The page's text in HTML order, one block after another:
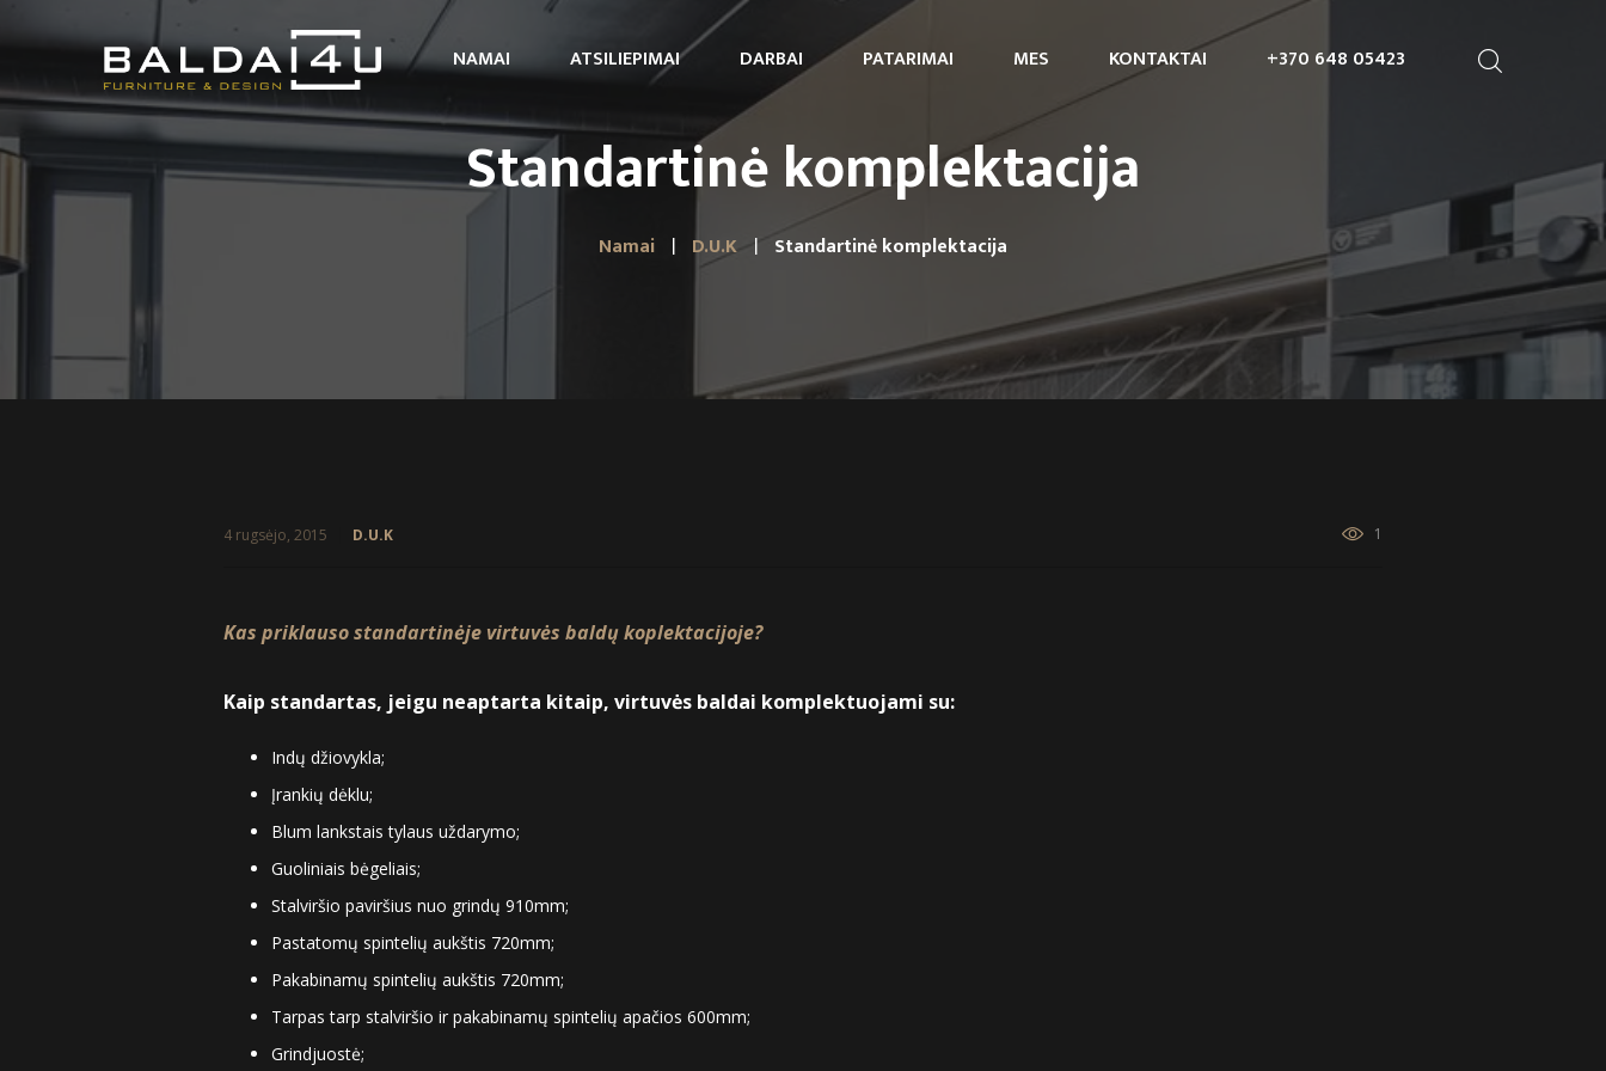
NAMAI ATSILIEPIMAI DARBAI PATARIMAI MES KONTAKTAI +370 648 05423
Standartinė komplektacija
Namai D.U.K Standartinė komplektacija
4 rugsėjo, 2015 D.U.K 1
Kas priklauso standartinėje virtuvės baldų koplektacijoje?
Kaip standartas, jeigu neaptarta kitaip, virtuvės baldai komplektuojami su:
Indų džiovykla;
Įrankių dėklu;
Blum lankstais tylaus uždarymo;
Guoliniais bėgeliais;
Stalviršio paviršius nuo grindų 910mm;
Pastatomų spintelių aukštis 720mm;
Pakabinamų spintelių aukštis 720mm;
Tarpas tarp stalviršio ir pakabinamų spintelių apačios 600mm;
Grindjuostė;